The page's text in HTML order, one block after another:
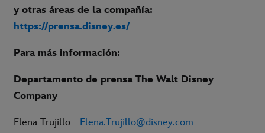
y otras áreas de la compañía:
https://prensa.disney.es/
Para más información:
Departamento de prensa The Walt Disney
Company
Elena Trujillo - Elena.Trujillo@disney.com